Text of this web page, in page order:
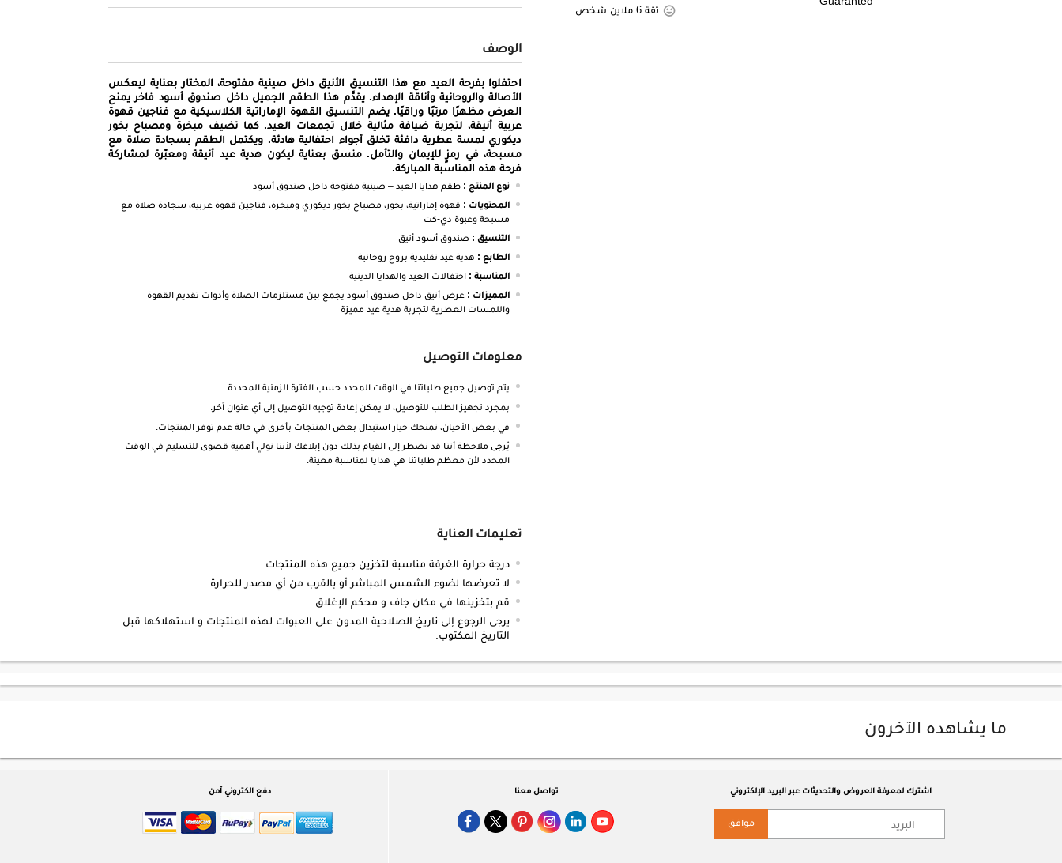
ثقة 6 ملاين شخص.
الوصف
احتفلوا بفرحة العيد مع هذا التنسيق الأنيق داخل صينية مفتوحة، المختار بعناية ليعكس
الأصالة والروحانية وأناقة الإهداء. يقدَّم هذا الطقم الجميل داخل صندوق أسود فاخر يمنح
العرض مظهرًا مرتبًا وراقيًا. يضم التنسيق القهوة الإماراتية الكلاسيكية مع فناجين قهوة
عربية أنيقة، لتجربة ضيافة مثالية خلال تجمعات العيد. كما تضيف مبخرة ومصباح بخور
ديكوري لمسة عطرية دافئة تخلق أجواء احتفالية هادئة. ويكتمل الطقم بسجادة صلاة مع
مسبحة، في رمزٍ للإيمان والتأمل. منسق بعناية ليكون هدية عيد أنيقة ومعبّرة لمشاركة
فرحة هذه المناسبة المباركة.
نوع المنتج : طقم هدايا العيد – صينية مفتوحة داخل صندوق أسود
المحتويات : قهوة إماراتية، بخور، مصباح بخور ديكوري ومبخرة، فناجين قهوة عربية، سجادة صلاة مع
مسبحة وعبوة دي-كت
التنسيق : صندوق أسود أنيق
الطابع : هدية عيد تقليدية بروح روحانية
المناسبة : احتفالات العيد والهدايا الدينية
المميزات : عرض أنيق داخل صندوق أسود يجمع بين مستلزمات الصلاة وأدوات تقديم القهوة
واللمسات العطرية لتجربة هدية عيد مميزة
معلومات التوصيل
يتم توصيل جميع طلباتنا في الوقت المحدد حسب الفترة الزمنية المحددة.
بمجرد تجهيز الطلب للتوصيل، لا يمكن إعادة توجيه التوصيل إلى أي عنوان آخر.
في بعض الأحيان، نمنحك خيار استبدال بعض المنتجات بأخرى في حالة عدم توفر المنتجات.
يُرجى ملاحظة أننا قد نضطر إلى القيام بذلك دون إبلاغك لأننا نولي أهمية قصوى للتسليم في الوقت
المحدد لأن معظم طلباتنا هي هدايا لمناسبة معينة.
تعليمات العناية
درجة حرارة الغرفة مناسبة لتخزين جميع هذه المنتجات.
لا تعرضها لضوء الشمس المباشر أو بالقرب من أي مصدر للحرارة.
قم بتخزينها في مكان جاف و محكم الإغلاق.
يرجى الرجوع إلى تاريخ الصلاحية المدون على العبوات لهذه المنتجات و استهلاكها قبل
التاريخ المكتوب.
ما يشاهده الآخرون
اشترك لمعرفة العروض والتحديثات عبر البريد الإلكتروني
موافق
تواصل معنا دفع الكتروني آمن